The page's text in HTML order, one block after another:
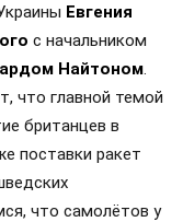
Евгения
с начальником
Найтоном
что главной темой
британцев в
поставки ракет
что самолётов у